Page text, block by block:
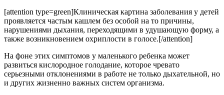
[attention type=green]Клиническая картина заболевания у детей
проявляется частым кашлем без особой на то причины,
нарушениями дыхания, переходящими в удушающую форму, а
также возникновением охриплости в голосе.[/attention]
На фоне этих симптомов у маленького ребенка может
развиться кислородное голодание, которое чревато
серьезными отклонениями в работе не только дыхательной, но
и других жизненно важных систем организма.